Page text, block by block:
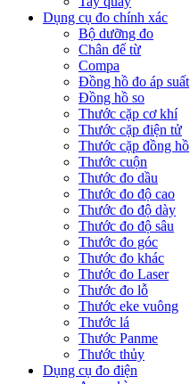
Dụng cụ đo chính xác
Bộ dưỡng đo
Chân đế từ
Compa
Đồng hồ đo áp suất
Đồng hồ so
Thước cặp cơ khí
Thước cặp điện tử
Thước cặp đồng hồ
Thước cuộn
Thước đo dầu
Thước đo độ cao
Thước đo độ dày
Thước đo độ sâu
Thước đo góc
Thước đo khác
Thước đo Laser
Thước đo lỗ
Thước eke vuông
Thước lá
Thước Panme
Thước thủy
Dụng cụ đo điện